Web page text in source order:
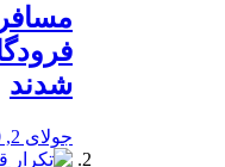
شدند
جولای 2, 2020